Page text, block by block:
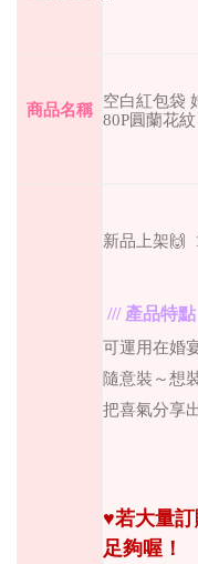
商品名稱
空白紅包袋
80P圓蘭花
新品上架🙌
/// 產品特點
可運用在婚
隨意裝～想
把喜氣分享
♥若大量
足夠喔！